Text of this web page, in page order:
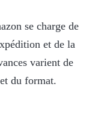
se charge de
et de la
varient de
du format.